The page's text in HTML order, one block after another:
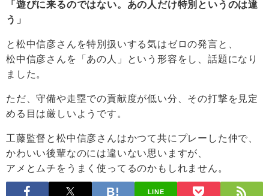
「遊びに来るのではない。あの人だけ特別というのは違
う」
と松中信彦さんを特別扱いする気はゼロの発言と、
松中信彦さんを「あの人」という形容をし、話題になり
ました。
ただ、守備や走塁での貢献度が低い分、その打撃を見定
める目は厳しいようです。
工藤監督と松中信彦さんはかつて共にプレーした仲で、
かわいい後輩なのには違いない思いますが、
アメとムチをうまく使ってるのかもしれません。
LINE